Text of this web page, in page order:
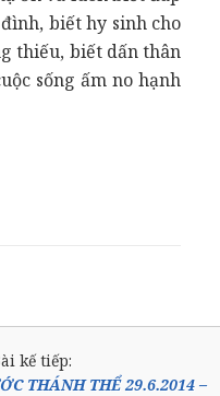
biết hy sinh cho
thiếu, biết dấn thân
sống ấm no hạnh
kế tiếp:
THÁNH THỂ 29.6.2014 –